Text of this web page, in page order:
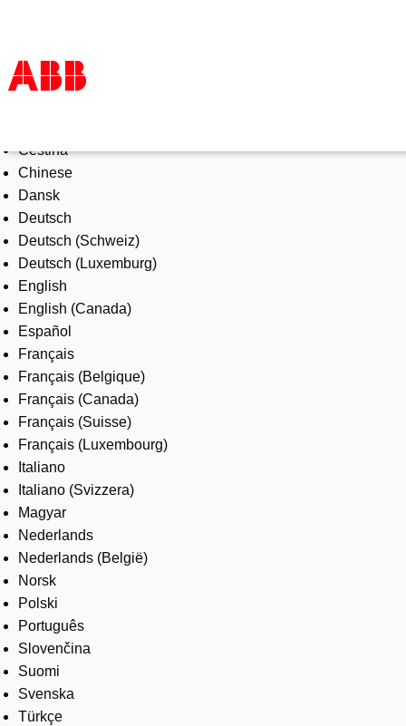
Products & Solutions
Industries
Services
About us
Where to buy
Contact us
Careers
Čeština
Chinese
Dansk
Deutsch
Deutsch (Schweiz)
Deutsch (Luxemburg)
English
English (Canada)
Español
Français
Français (Belgique)
Français (Canada)
Français (Suisse)
Français (Luxembourg)
Italiano
Italiano (Svizzera)
Magyar
Nederlands
Nederlands (België)
Norsk
Polski
Português
Slovenčina
Suomi
Svenska
Türkçe